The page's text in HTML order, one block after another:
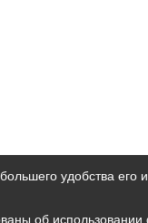
удобства
об